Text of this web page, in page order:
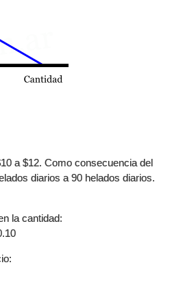
a $12. Como consecuencia del
diarios a 90 helados diarios.
la cantidad: